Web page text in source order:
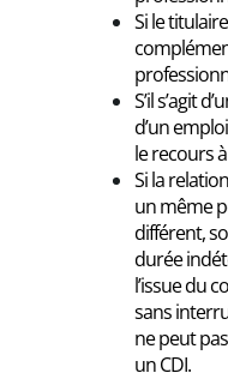
Si le
S’il s’agit
d’un
le recours
Si la
un même
différent,
durée
l’issue du
sans
ne peut
un CDI.